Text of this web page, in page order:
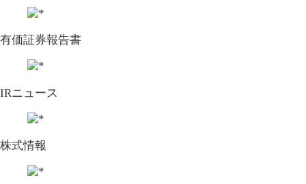
有価証券報告書
IRニュース
株式情報